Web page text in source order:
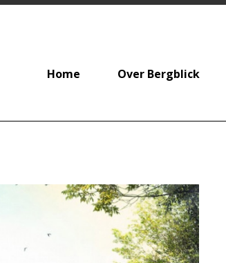
Home Over Bergblick